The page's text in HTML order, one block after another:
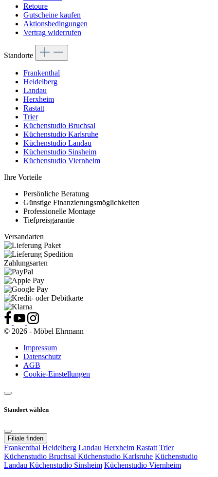
Retoure
Gutscheine kaufen
Aktionsbedingungen
Vertrag widerrufen
Standorte
Frankenthal
Heidelberg
Landau
Herxheim
Rastatt
Trier
Küchenstudio Bruchsal
Küchenstudio Karlsruhe
Küchenstudio Landau
Küchenstudio Sinsheim
Küchenstudio Viernheim
Ihre Vorteile
Persönliche Beratung
Günstige Finanzierungsmöglichkeiten
Professionelle Montage
Tiefpreisgarantie
Versandarten
Zahlungsarten
© 2026 - Möbel Ehrmann
Impressum
Datenschutz
AGB
Cookie-Einstellungen
Standort wählen
Filiale finden
Frankenthal Heidelberg Landau Herxheim Rastatt Trier
Küchenstudio Bruchsal Küchenstudio Karlsruhe Küchenstudio
Landau Küchenstudio Sinsheim Küchenstudio Viernheim